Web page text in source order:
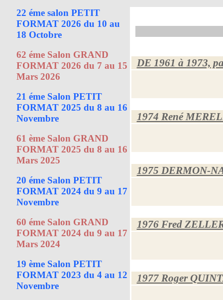
22 éme salon PETIT
FORMAT 2026 du 10 au
18 Octobre
62 éme Salon GRAND
FORMAT 2026 du 7 au 15
Mars 2026
21 éme Salon PETIT
FORMAT 2025 du 8 au 16
Novembre
61 ème Salon GRAND
FORMAT 2025 du 8 au 16
Mars 2025
20 éme Salon PETIT
FORMAT 2024 du 9 au 17
Novembre
60 éme Salon GRAND
FORMAT 2024 du 9 au 17
Mars 2024
19 ème Salon PETIT
FORMAT 2023 du 4 au 12
Novembre
DE 1961 à 1973,
1974 René
1975 DERMON-
1976 Fred
1977 Roger